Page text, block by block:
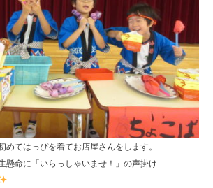
めてはっぴを着てお店屋さんをします。
懸命に「いらっしゃいませ！」の声掛け